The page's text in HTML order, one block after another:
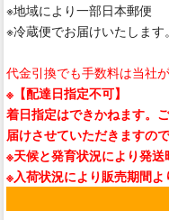
※地域により一部日本郵便
※冷蔵便でお届けいたします。
代金引換でも手数料は当社が
※【配達日指定不可】
着日指定はできかねます。
届けさせていただきますの
※天候と発育状況により発送
※入荷状況により販売期間よ